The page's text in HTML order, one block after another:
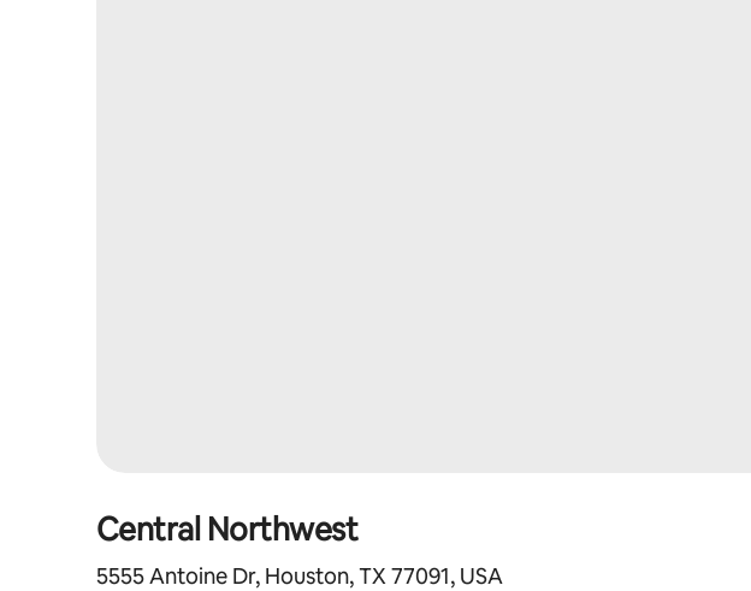
Central Northwest
5555 Antoine Dr, Houston, TX 77091, USA